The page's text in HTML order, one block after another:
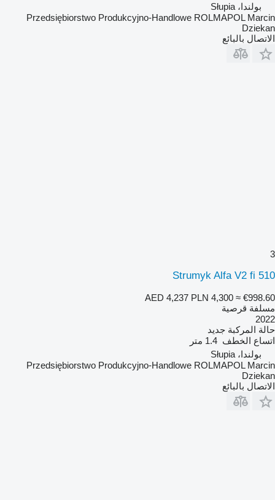
بولندا، Słupia
Przedsiębiorstwo Produkcyjno-Handlowe ROLMAPOL Marcin
Dziekan
الاتصال بالبائع
3
Strumyk Alfa V2 fi 510
AED 4,237 PLN 4,300 ≈ €998.60
مسلفة قرصية
2022
حالة المركبة جديد
اتساع الخطف 1.4 متر
بولندا، Słupia
Przedsiębiorstwo Produkcyjno-Handlowe ROLMAPOL Marcin
Dziekan
الاتصال بالبائع